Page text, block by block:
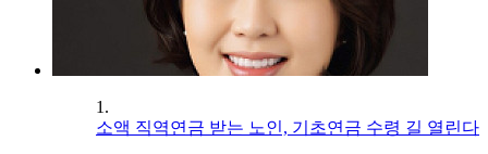
1.
소액 직역연금 받는 노인, 기초연금 수령 길 열린다